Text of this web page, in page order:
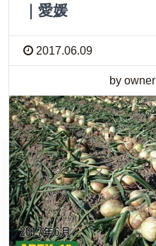
｜愛媛
2017.06.09
by owner